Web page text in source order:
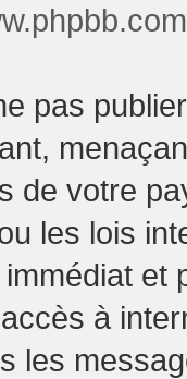
pas
de votre
les lois
et
à
les